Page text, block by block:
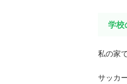
学校
私の家
サッカ